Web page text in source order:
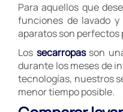
Para aquellos que
funciones de lavado
aparatos son perfectos
Los secarropasson
durante los meses de
tecnologías, nuestros
menor tiempo posible.